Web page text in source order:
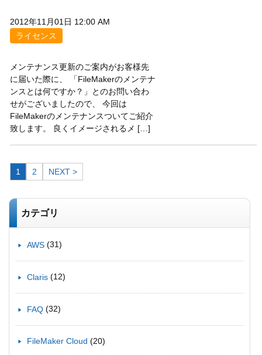
2012年11月01日 12:00 AM
ライセンス
メンテナンス更新のご案内がお客様先
に届いた際に、 「FileMakerのメンテナ
ンスとは何ですか？」とのお問い合わ
せがございましたので、 今回は
FileMakerのメンテナンスついてご紹介
致します。 良くイメージされるメ […]
1 2 NEXT >
カテゴリ
AWS (31)
Claris (12)
FAQ (32)
FileMaker Cloud (20)